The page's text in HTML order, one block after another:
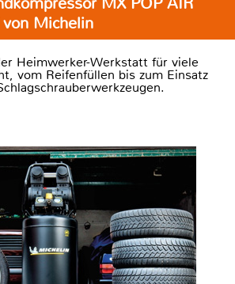
von Michelin
Heimwerker-Werkstatt für viele
vom Reifenfüllen bis zum Einsatz